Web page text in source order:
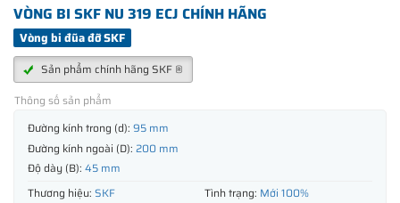
VÒNG BI SKF NU 319 ECJ CHÍNH HÃNG
Vòng bi đũa đỡ SKF
Sản phẩm chính hãng SKF ®
Thông số sản phẩm
Đường kính trong (d): 95 mm
Đường kính ngoài (D): 200 mm
Độ dày (B): 45 mm
Thương hiệu: SKF Tình trạng: Mới 100%